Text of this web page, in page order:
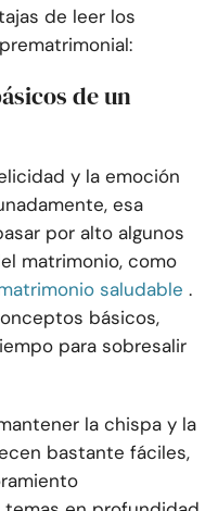
de leer los
de un
y la emoción
esa
por alto algunos
matrimonio, como
saludable .
básicos,
para sobresalir
la chispa y la
bastante fáciles,